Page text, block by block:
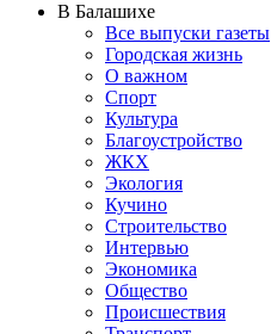
В Балашихе
Все выпуски газеты
Городская жизнь
О важном
Спорт
Культура
Благоустройство
ЖКХ
Экология
Кучино
Строительство
Интервью
Экономика
Общество
Происшествия